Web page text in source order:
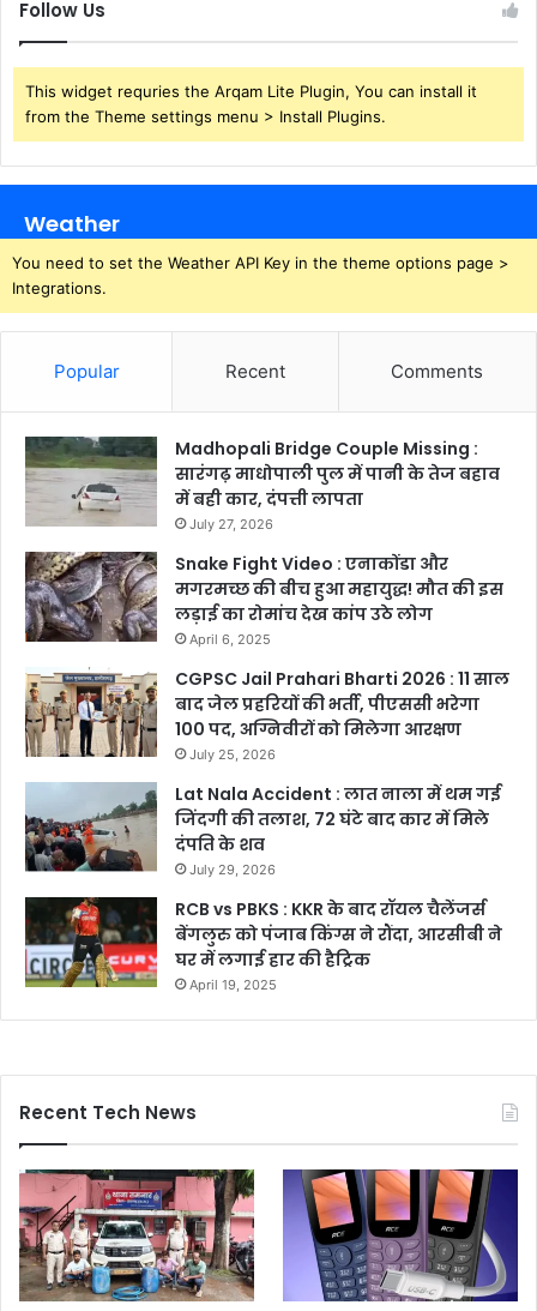
Follow Us
This widget requries the Arqam Lite Plugin, You can install it
from the Theme settings menu > Install Plugins.
Weather
You need to set the Weather API Key in the theme options page >
Integrations.
Popular Recent Comments
Madhopali Bridge Couple Missing :
सारंगढ़ माधोपाली पुल में पानी के तेज बहाव
में बही कार, दंपत्ती लापता
July 27, 2026
Snake Fight Video : एनाकोंडा और
मगरमच्छ की बीच हुआ महायुद्ध! मौत की इस
लड़ाई का रोमांच देख कांप उठे लोग
April 6, 2025
CGPSC Jail Prahari Bharti 2026 : 11 साल
बाद जेल प्रहरियों की भर्ती, पीएससी भरेगा
100 पद, अग्निवीरों को मिलेगा आरक्षण
July 25, 2026
Lat Nala Accident : लात नाला में थम गई
जिंदगी की तलाश, 72 घंटे बाद कार में मिले
दंपति के शव
July 29, 2026
RCB vs PBKS : KKR के बाद रॉयल चैलेंजर्स
बेंगलुरु को पंजाब किंग्स ने रौंदा, आरसीबी ने
घर में लगाई हार की हैट्रिक
April 19, 2025
Recent Tech News